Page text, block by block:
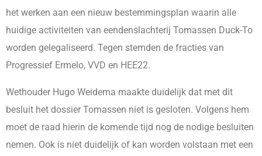
het werken aan een nieuw bestemmingsplan waarin alle
huidige activiteiten van eendenslachterij Tomassen Duck-To
worden gelegaliseerd. Tegen stemden de fracties van
Progressief Ermelo, VVD en HEE22.
Wethouder Hugo Weidema maakte duidelijk dat met dit
besluit het dossier Tomassen niet is gesloten. Volgens hem
moet de raad hierin de komende tijd nog de nodige besluiten
nemen. Ook is niet duidelijk of kan worden volstaan met een